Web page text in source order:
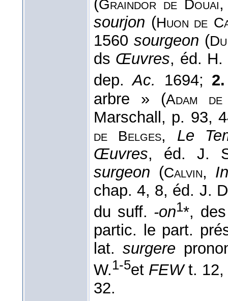
(Graindor de Douai
sourjon (Huon de
1560 sourgeon (Du
ds Œuvres, éd. H.
dep.Ac. 1694; 2.
arbre » (Adam de
Marschall, p. 93,
de Belges, Le
Œuvres, éd. J.
surgeon (Calvin,
chap. 4, 8, éd. J.
du suff. -on1*,
partic. le part.
lat.surgere
W.1-5et FEWt. 12,
32.